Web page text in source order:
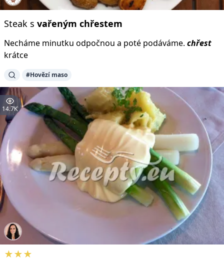
Steak s vařeným chřestem
Necháme minutku odpočnou a poté podáváme. chřest
krátce
#Hovězí maso
14.7K
★★★